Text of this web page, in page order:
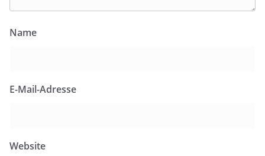
Name
E-Mail-Adresse
Website